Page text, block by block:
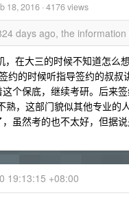
18, 2016 · 4176 views
days ago, the
，在大三的时候不知道怎么
约的时候听指导签约的叔
个保底，继续考研。后来
熟，这部门貌似其他专业
虽然考的也不太好，但据
19:13:15 +08:00